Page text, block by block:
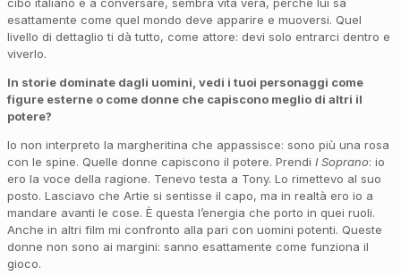
cibo italiano e a conversare, sembra vita vera, perché lui sa
esattamente come quel mondo deve apparire e muoversi. Quel
livello di dettaglio ti dà tutto, come attore: devi solo entrarci dentro e
viverlo.
In storie dominate dagli uomini, vedi i tuoi personaggi come
figure esterne o come donne che capiscono meglio di altri il
potere?
Io non interpreto la margheritina che appassisce: sono più una rosa
con le spine. Quelle donne capiscono il potere. Prendi I Soprano: io
ero la voce della ragione. Tenevo testa a Tony. Lo rimettevo al suo
posto. Lasciavo che Artie si sentisse il capo, ma in realtà ero io a
mandare avanti le cose. È questa l’energia che porto in quei ruoli.
Anche in altri film mi confronto alla pari con uomini potenti. Queste
donne non sono ai margini: sanno esattamente come funziona il
gioco.